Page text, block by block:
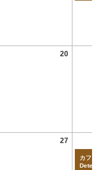
20
27
カフ